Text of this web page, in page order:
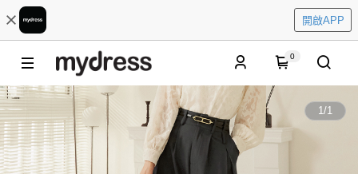
開啟APP
0
1/1